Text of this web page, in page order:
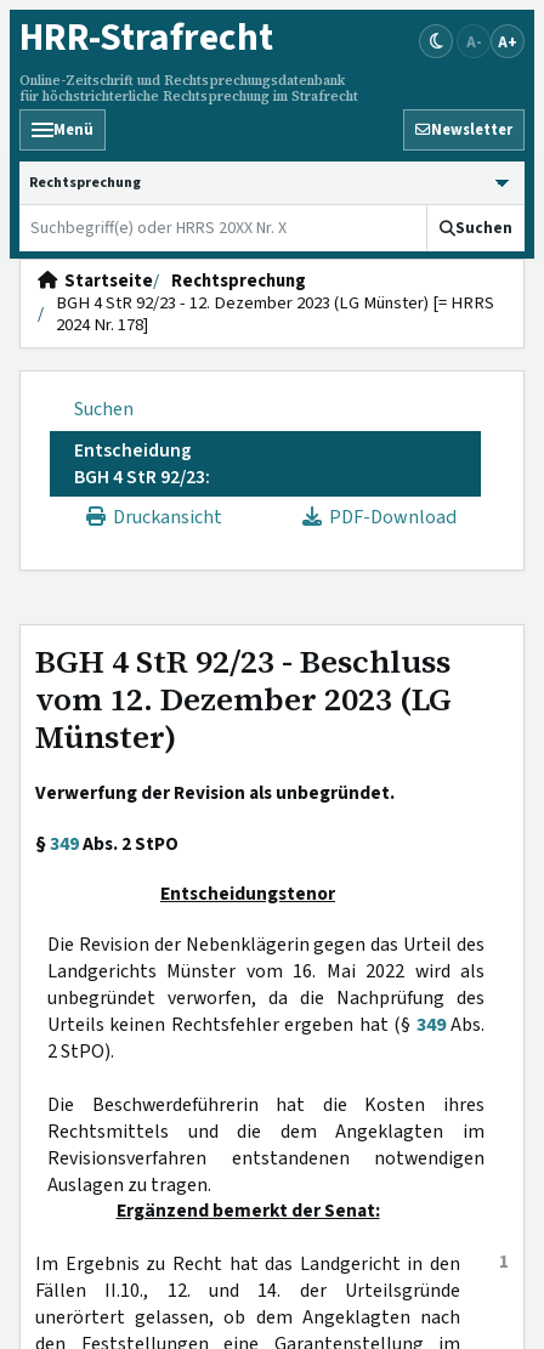
HRR-Strafrecht
Online-Zeitschrift und Rechtsprechungsdatenbank
für höchstrichterliche Rechtsprechung im Strafrecht
A- A+
Menü Newsletter
HRRS durchsuchen
Suchen
Startseite
Rechtsprechung
BGH 4 StR 92/23 - 12. Dezember 2023 (LG Münster) [= HRRS
2024 Nr. 178]
Suchen
Entscheidung
BGH 4 StR 92/23:
Druckansicht
PDF-Download
BGH 4 StR 92/23 - Beschluss
vom 12. Dezember 2023 (LG
Münster)
Verwerfung der Revision als unbegründet.
§349Abs. 2 StPO
Entscheidungstenor
Die Revision der Nebenklägerin gegen das Urteil des
Landgerichts Münster vom 16. Mai 2022 wird als
unbegründet verworfen, da die Nachprüfung des
Urteils keinen Rechtsfehler ergeben hat (§ 349Abs.
2 StPO).
Die Beschwerdeführerin hat die Kosten ihres
Rechtsmittels und die dem Angeklagten im
Revisionsverfahren entstandenen notwendigen
Auslagen zu tragen.
Ergänzend bemerkt der Senat:
1
Im Ergebnis zu Recht hat das Landgericht in den
Fällen II.10., 12. und 14. der Urteilsgründe
unerörtert gelassen, ob dem Angeklagten nach